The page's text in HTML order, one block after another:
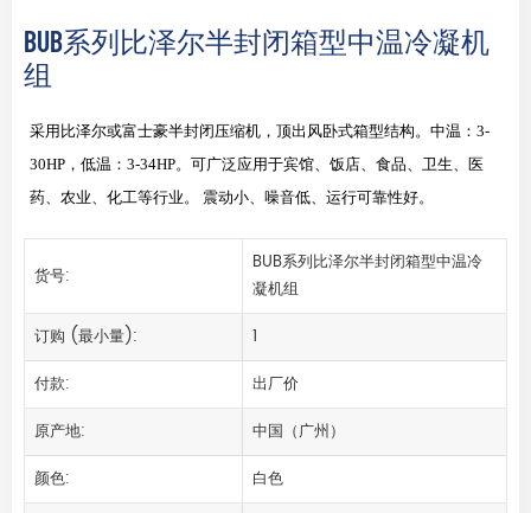
BUB系列比泽尔半封闭箱型中温冷凝机
组
采用比泽尔或富士豪半封闭压缩机，顶出风卧式箱型结构。中温：3-
30HP，低温：3-34HP。可广泛应用于宾馆、饭店、食品、卫生、医
药、农业、化工等行业。 震动小、噪音低、运行可靠性好。
货号:
BUB系列比泽尔半封闭箱型中温冷
凝机组
订购 (最小量):
1
付款:
出厂价
原产地:
中国（广州）
颜色:
白色